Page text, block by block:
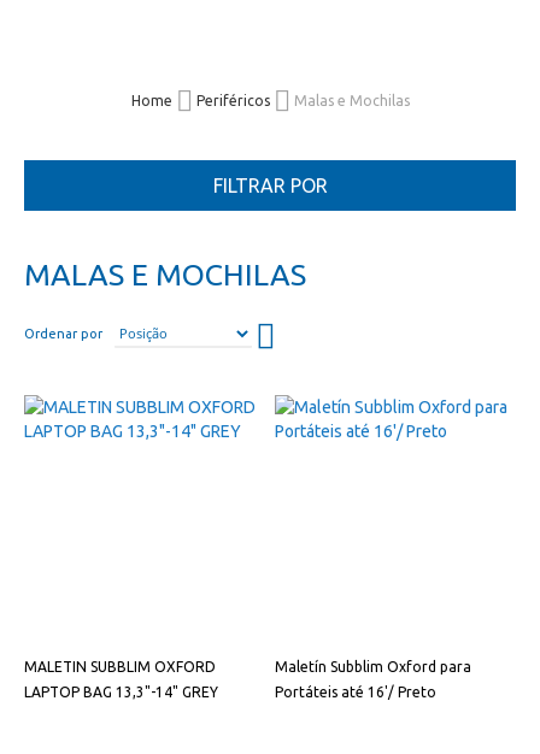
Home Periféricos Malas e Mochilas
MALAS E MOCHILAS
Ordenar por
MALETIN SUBBLIM OXFORD
LAPTOP BAG 13,3"-14" GREY
Maletín Subblim Oxford para
Portáteis até 16'/ Preto
FILTRAR POR